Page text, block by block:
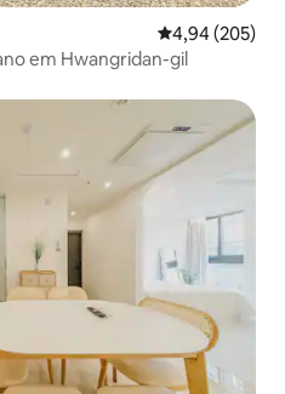
4,94 de uma
4,94 (205)
em Hwangridan-gil